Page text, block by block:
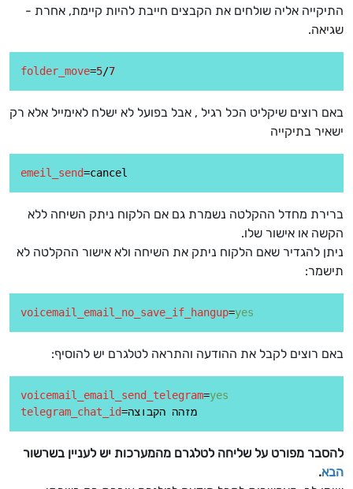
התיקייה אליה שולחים את הקבצים חייבת להיות קיימת, אחרת -
שגיאה.
folder_move=5/7
באם רוצים שיקליט הכל רגיל , אבל בפועל לא ישלח לאימייל אלא רק
ישאיר בתיקייה
emeil_send
ברירת מחדל ההקלטה נשמרת גם אם הלקוח ניתק השיחה ללא
הקשה או אישור שלו.
ניתן להגדיר שאם הלקוח ניתק את השיחה ולא אישור ההקלטה לא
תישמר:
voicemail_email_no_save_if_hangup=yes
באם רוצים לקבל את ההודעה והתראה לטלגרם יש להוסיף:
voicemail_email_send_telegram=yes
telegram_chat_id
להסבר מפורט על שליחה לטלגרם מהמערכות יש לעניין בשרשור
הבא.